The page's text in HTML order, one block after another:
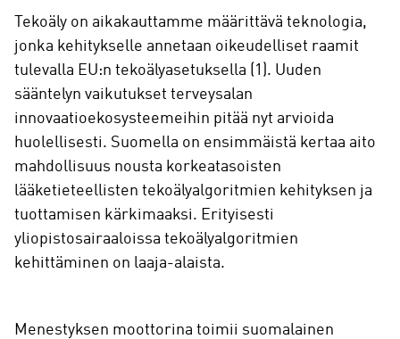
Tekoäly on aikakauttamme määrittävä teknologia,
jonka kehitykselle annetaan oikeudelliset raamit
tulevalla EU:n tekoälyasetuksella (1). Uuden
sääntelyn vaikutukset terveysalan
innovaatioekosysteemeihin pitää nyt arvioida
huolellisesti. Suomella on ensimmäistä kertaa aito
mahdollisuus nousta korkeatasoisten
lääketieteellisten tekoälyalgoritmien kehityksen ja
tuottamisen kärkimaaksi. Erityisesti
yliopistosairaaloissa tekoälyalgoritmien
kehittäminen on laaja-alaista.
Menestyksen moottorina toimii suomalainen